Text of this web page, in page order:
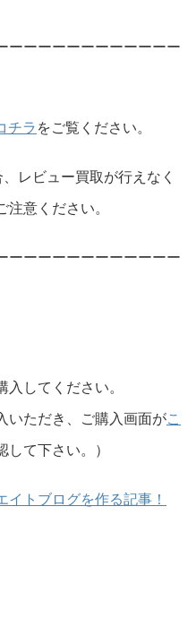
ーーーーーーーーーーーー
チラ をご覧ください。
レビュー買取が行えなく
意ください。
ーーーーーーーーーーーー
してください。
いただき、ご購入画面がこ
て下さい。）
トブログを作る記事！